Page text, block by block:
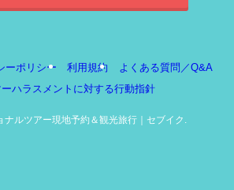
ーポリシー 利用規約
よくある質問／Q&A
ハラスメントに対する行動指針
ルツアー現地予約＆観光旅行｜セブイク.